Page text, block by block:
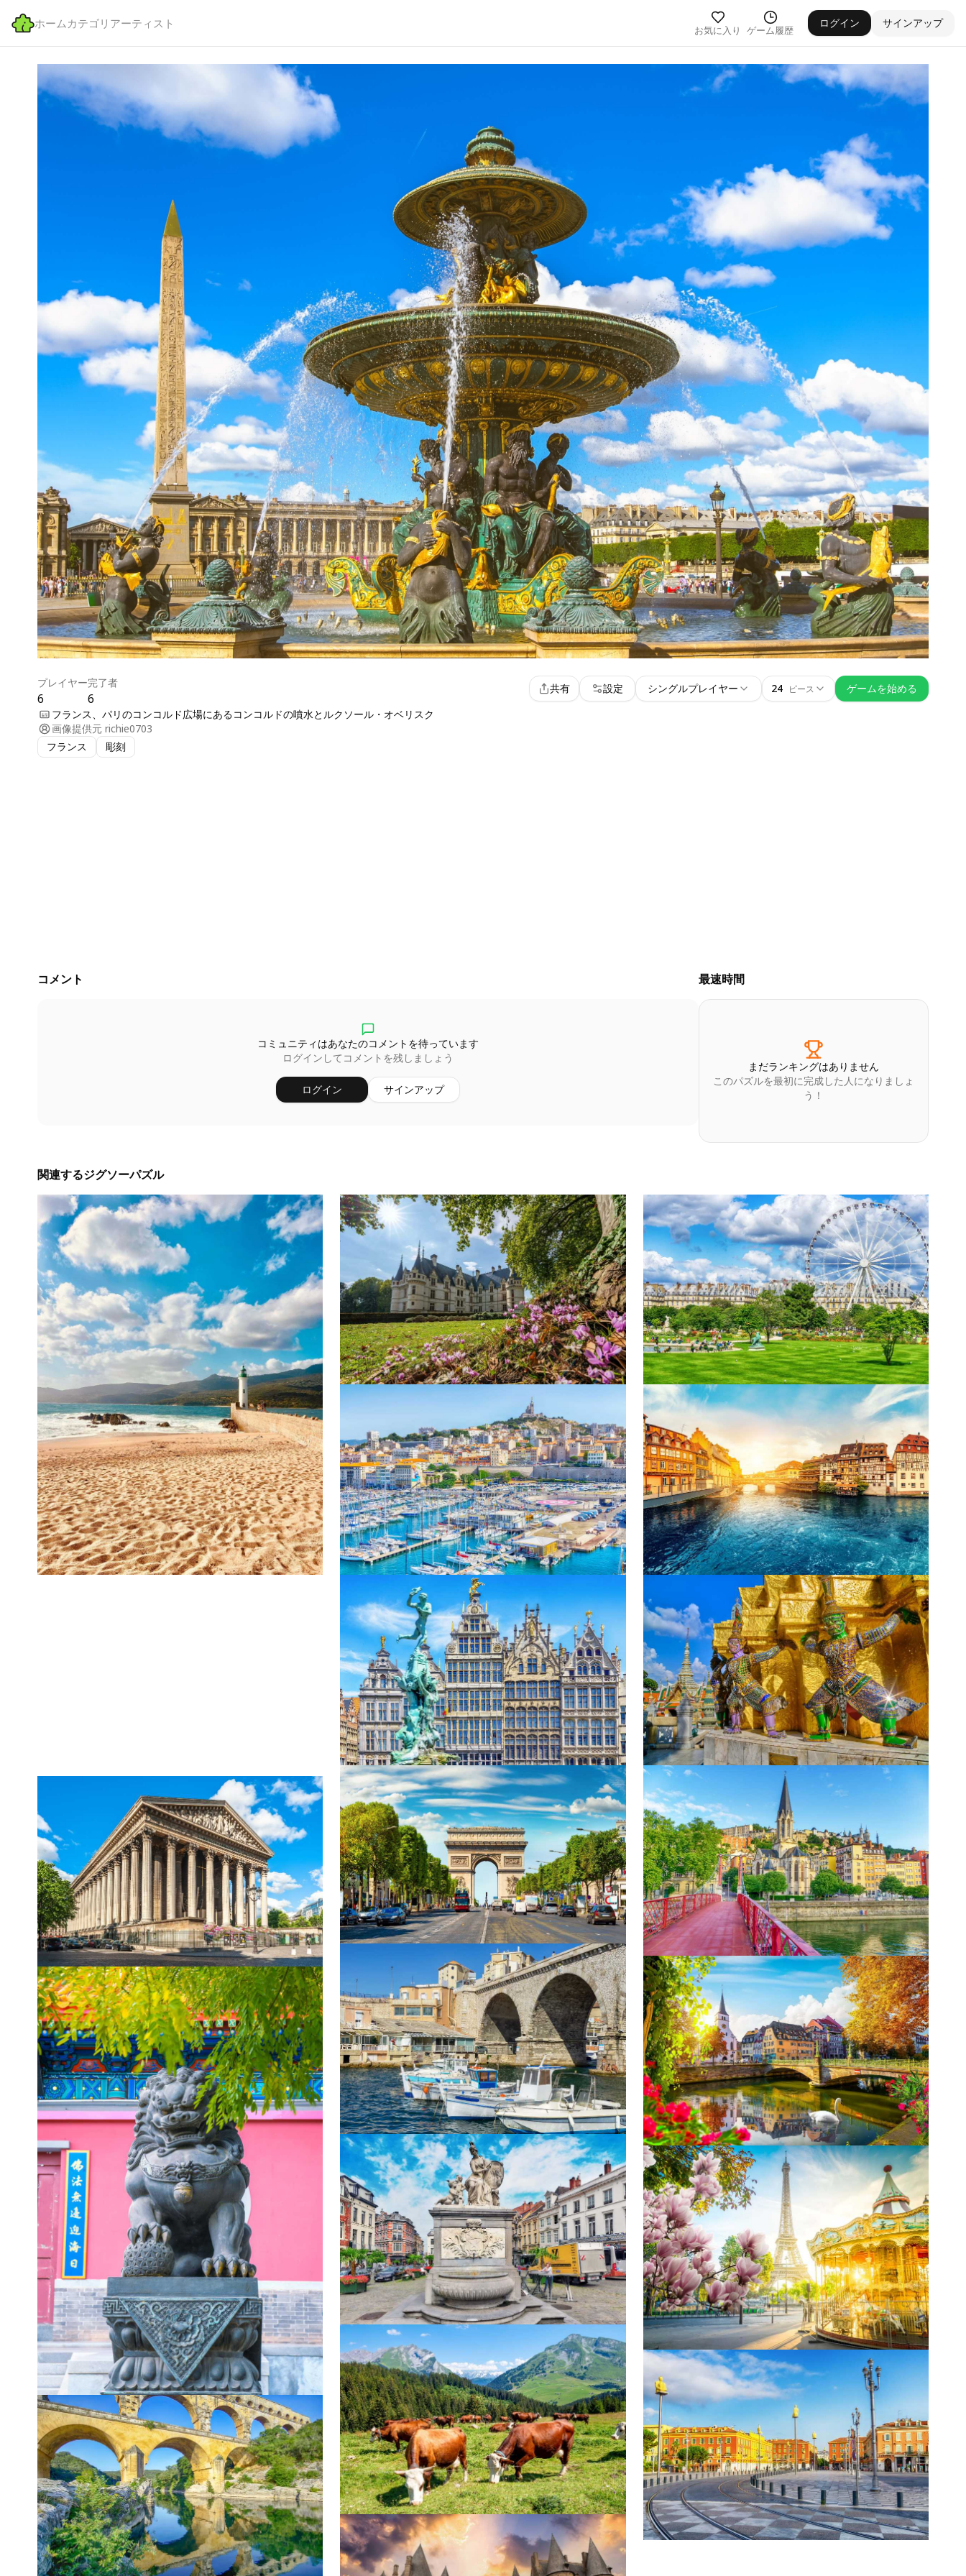
ホームカテゴリ アーティスト お気に入り ゲーム履歴
ログイン サインアップ
プレイヤー
6
完了者
6
共有 設定 シングルプレイヤー 24 ピース
ゲームを始める
フランス、パリのコンコルド広場にあるコンコルドの噴水とルクソール・オベリスク
画像提供元 richie0703
フランス
彫刻
コメント
コミュニティはあなたのコメントを待っています
ログインしてコメントを残しましょう
ログイン サインアップ
最速時間
まだランキングはありません
このパズルを最初に完成した人になりましょ
う！
関連するジグソーパズル